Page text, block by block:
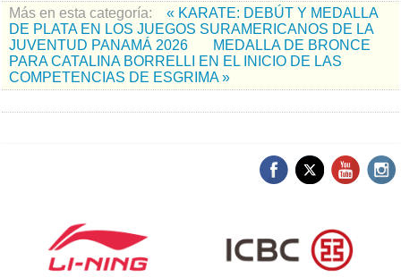
Más en esta categoría:
« KARATE: DEBÚT Y MEDALLA
DE PLATA EN LOS JUEGOS SURAMERICANOS DE LA
JUVENTUD PANAMÁ 2026
MEDALLA DE BRONCE
PARA CATALINA BORRELLI EN EL INICIO DE LAS
COMPETENCIAS DE ESGRIMA »